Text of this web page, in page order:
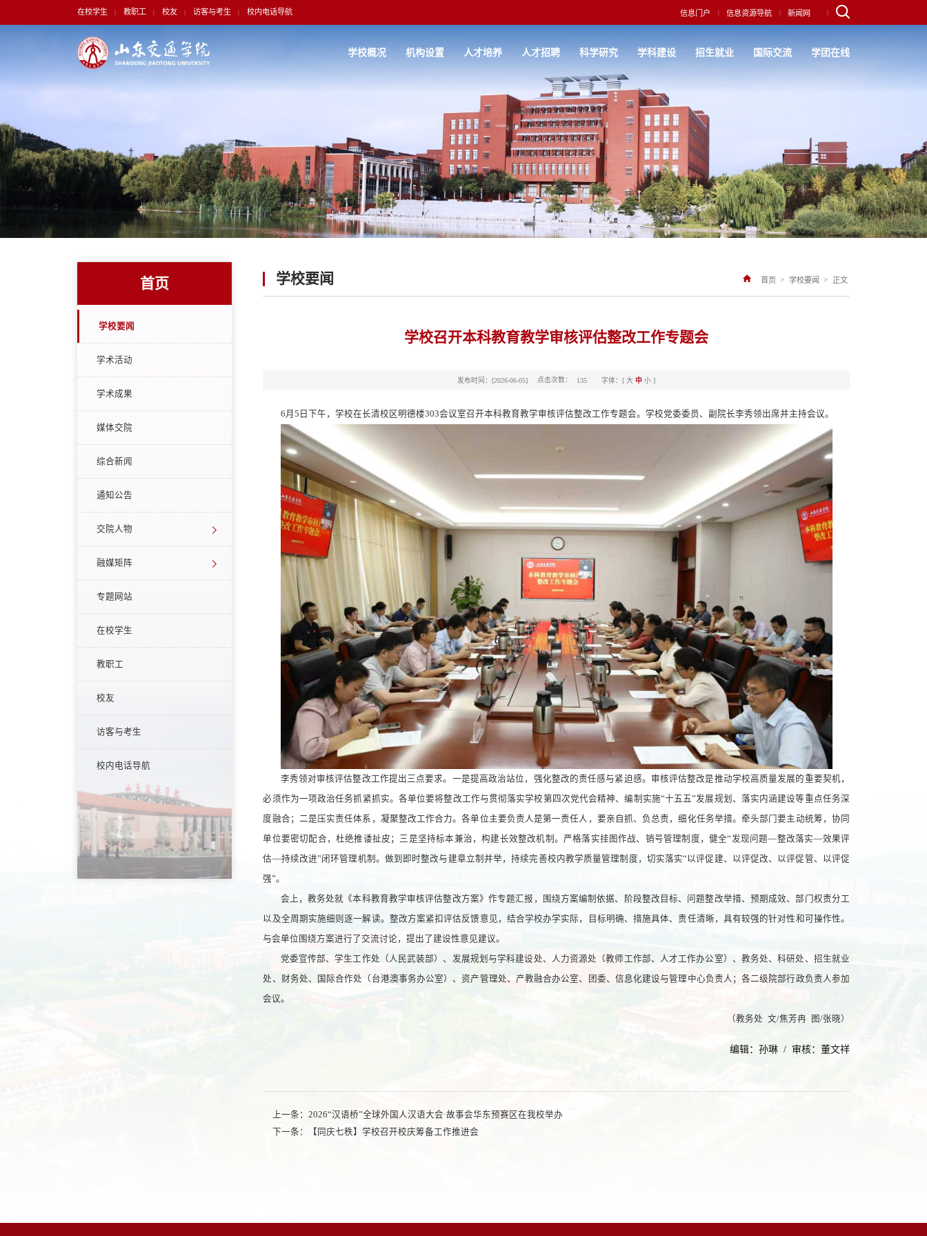
在校学生 教职工 校友 访客与考生 校内电话导航 信息门户 信息资源导航 新闻网
学校概况 机构设置 人才培养 人才招聘 科学研究 学科建设 招生就业 国际交流 学团在线
首页
学校要闻
学术活动
学术成果
媒体交院
综合新闻
通知公告
交院人物
融媒矩阵
专题网站
在校学生
教职工
校友
访客与考生
校内电话导航
学校要闻 首页 > 学校要闻 > 正文
学校召开本科教育教学审核评估整改工作专题会
发布时间：[2026-06-05] 点击次数： 135 字体：[大 中 小 ]
6月5日下午，学校在长清校区明德楼303会议室召开本科教育教学审核评估整改工作专题会。学校党委委员、副院长李秀领出席并主持会议。
李秀领对审核评估整改工作提出三点要求。一是提高政治站位，强化整改的责任感与紧迫感。审核评估整改是推动学校高质量发展的重要契机，
必须作为一项政治任务抓紧抓实。各单位要将整改工作与贯彻落实学校第四次党代会精神、编制实施“十五五”发展规划、落实内涵建设等重点任务深
度融合；二是压实责任体系，凝聚整改工作合力。各单位主要负责人是第一责任人，要亲自抓、负总责，细化任务举措。牵头部门要主动统筹，协同
单位要密切配合，杜绝推诿扯皮；三是坚持标本兼治，构建长效整改机制。严格落实挂图作战、销号管理制度，健全“发现问题—整改落实—效果评
估—持续改进”闭环管理机制。做到即时整改与建章立制并举，持续完善校内教学质量管理制度，切实落实“以评促建、以评促改、以评促管、以评促
强”。
会上，教务处就《本科教育教学审核评估整改方案》作专题汇报，围绕方案编制依据、阶段整改目标、问题整改举措、预期成效、部门权责分工
以及全周期实施细则逐一解读。整改方案紧扣评估反馈意见，结合学校办学实际，目标明确、措施具体、责任清晰，具有较强的针对性和可操作性。
与会单位围绕方案进行了交流讨论，提出了建设性意见建议。
党委宣传部、学生工作处（人民武装部）、发展规划与学科建设处、人力资源处（教师工作部、人才工作办公室）、教务处、科研处、招生就业
处、财务处、国际合作处（台港澳事务办公室）、资产管理处、产教融合办公室、团委、信息化建设与管理中心负责人；各二级院部行政负责人参加
会议。
（教务处 文/焦芳冉 图/张晓）
编辑：孙琳 / 审核：董文祥
上一条：2026“汉语桥”全球外国人汉语大会·故事会华东预赛区在我校举办
下一条：
【同庆七秩】学校召开校庆筹备工作推进会